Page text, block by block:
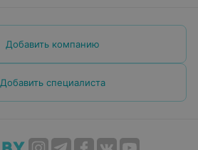
Добавить компанию
Добавить специалиста